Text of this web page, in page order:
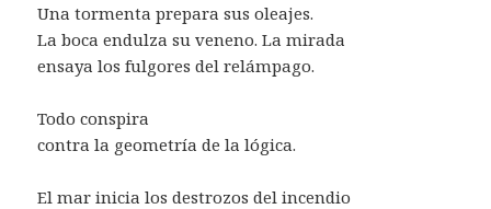
Una tormenta prepara sus oleajes.
La boca endulza su veneno. La mirada
ensaya los fulgores del relámpago.
Todo conspira
contra la geometría de la lógica.
El mar inicia los destrozos del incendio